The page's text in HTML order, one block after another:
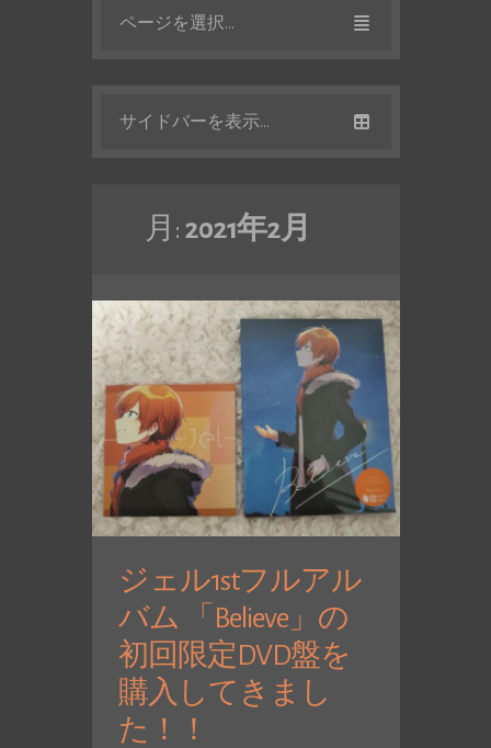
ページを選択...
サイドバーを表示...
月: 2021年2月
ジェル1stフルアル
バム 「Believe」の
初回限定DVD盤を
購入してきまし
た！！